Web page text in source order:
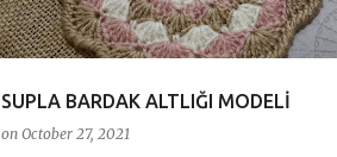
SUPLA BARDAK ALTLIĞI MODELİ
on October 27, 2021